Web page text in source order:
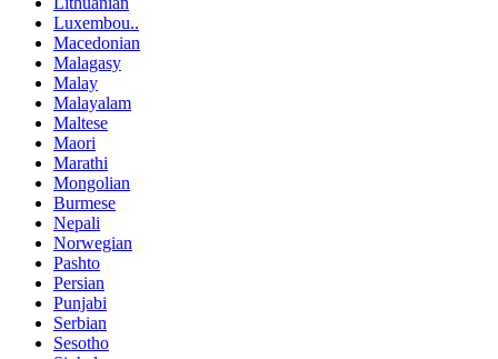
Luxembou..
Macedonian
Malagasy
Malay
Malayalam
Maltese
Maori
Marathi
Mongolian
Burmese
Nepali
Norwegian
Pashto
Persian
Punjabi
Serbian
Sesotho